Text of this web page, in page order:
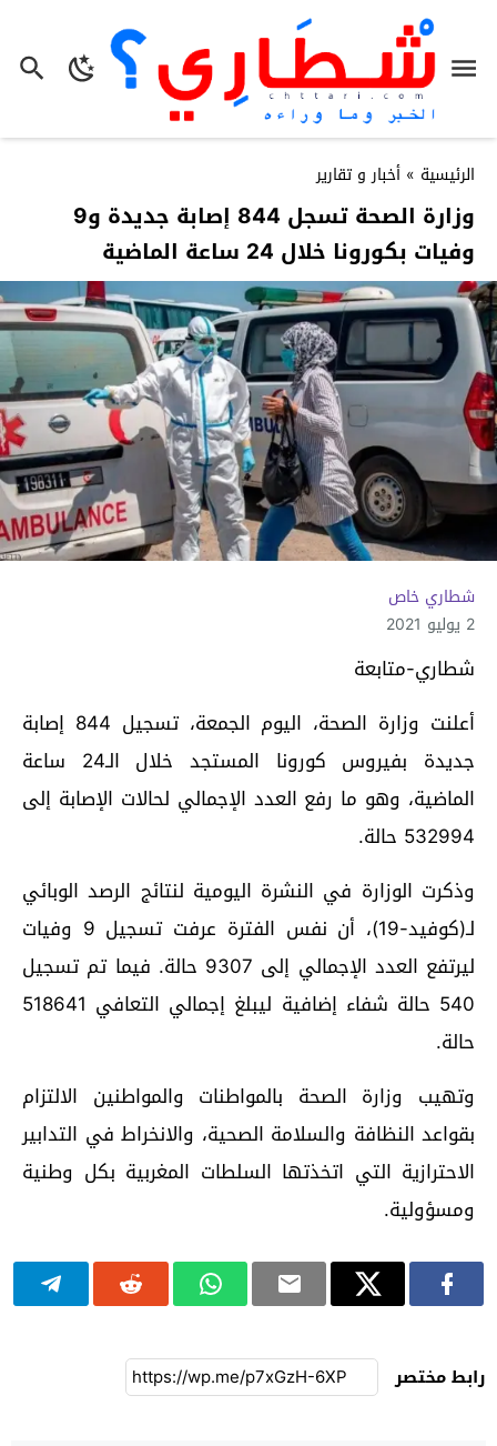
الرئيسية » أخبار و تقارير
وزارة الصحة تسجل 844 إصابة جديدة و9
وفيات بكورونا خلال 24 ساعة الماضية
شطاري خاص
2 يوليو 2021
شطاري-متابعة
أعلنت وزارة الصحة، اليوم الجمعة، تسجيل 844 إصابة
جديدة بفيروس كورونا المستجد خلال الـ24 ساعة
الماضية، وهو ما رفع العدد الإجمالي لحالات الإصابة إلى
532994 حالة.
وذكرت الوزارة في النشرة اليومية لنتائج الرصد الوبائي
لـ(كوفيد-19)، أن نفس الفترة عرفت تسجيل 9 وفيات
ليرتفع العدد الإجمالي إلى 9307 حالة. فيما تم تسجيل
540 حالة شفاء إضافية ليبلغ إجمالي التعافي 518641
حالة.
وتهيب وزارة الصحة بالمواطنات والمواطنين الالتزام
بقواعد النظافة والسلامة الصحية، والانخراط في التدابير
الاحترازية التي اتخذتها السلطات المغربية بكل وطنية
ومسؤولية.
رابط مختصر